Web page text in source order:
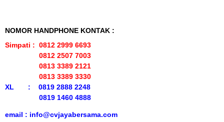
NOMOR HANDPHONE KONTAK :
Simpati : 0812 2999 6693
0812 2507 7003
0813 3389 2121
0813 3389 3330
XL : 0819 2888 2248
0819 1460 4888
email : info@cvjayabersama.com